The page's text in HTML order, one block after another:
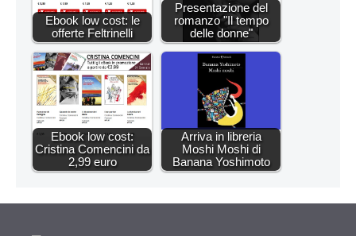
Ebook low cost: le
offerte Feltrinelli
Presentazione del
romanzo "Il tempo
delle donne"
Ebook low cost:
Cristina Comencini da
2,99 euro
Arriva in libreria
Moshi Moshi di
Banana Yoshimoto